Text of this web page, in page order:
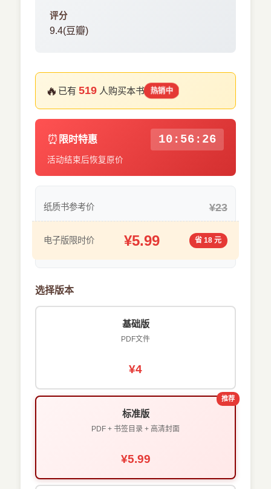
评分
9.4(豆瓣)
🔥 已有519 人购买本书 热销中
⏰ 限时特惠 10:56:25
活动结束后恢复原价
纸质书参考价 ¥23
电子版限时价 ¥5.99 省 18 元
选择版本
基础版
PDF文件
¥4
推荐
标准版
PDF + 书签目录 + 高清封面
¥5.99